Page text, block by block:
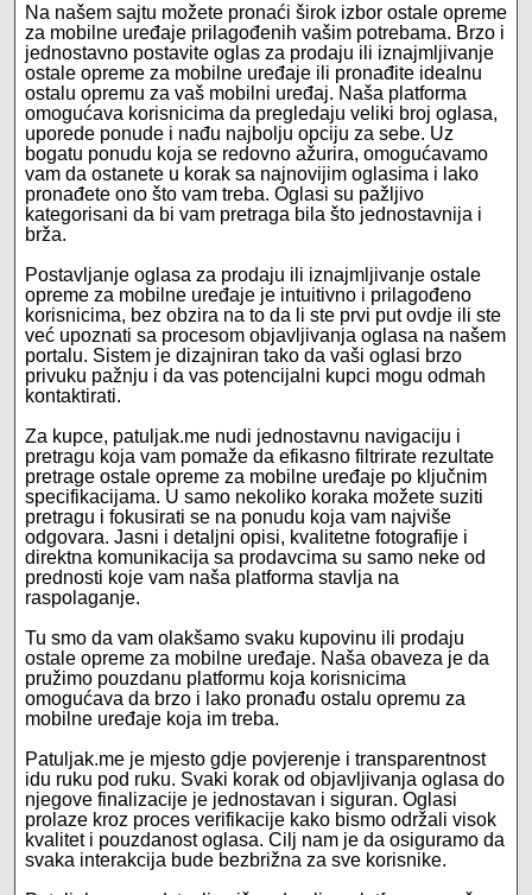
Na našem sajtu možete pronaći širok izbor ostale opreme
za mobilne uređaje prilagođenih vašim potrebama. Brzo i
jednostavno postavite oglas za prodaju ili iznajmljivanje
ostale opreme za mobilne uređaje ili pronađite idealnu
ostalu opremu za vaš mobilni uređaj. Naša platforma
omogućava korisnicima da pregledaju veliki broj oglasa,
uporede ponude i nađu najbolju opciju za sebe. Uz
bogatu ponudu koja se redovno ažurira, omogućavamo
vam da ostanete u korak sa najnovijim oglasima i lako
pronađete ono što vam treba. Oglasi su pažljivo
kategorisani da bi vam pretraga bila što jednostavnija i
brža.
Postavljanje oglasa za prodaju ili iznajmljivanje ostale
opreme za mobilne uređaje je intuitivno i prilagođeno
korisnicima, bez obzira na to da li ste prvi put ovdje ili ste
već upoznati sa procesom objavljivanja oglasa na našem
portalu. Sistem je dizajniran tako da vaši oglasi brzo
privuku pažnju i da vas potencijalni kupci mogu odmah
kontaktirati.
Za kupce, patuljak.me nudi jednostavnu navigaciju i
pretragu koja vam pomaže da efikasno filtrirate rezultate
pretrage ostale opreme za mobilne uređaje po ključnim
specifikacijama. U samo nekoliko koraka možete suziti
pretragu i fokusirati se na ponudu koja vam najviše
odgovara. Jasni i detaljni opisi, kvalitetne fotografije i
direktna komunikacija sa prodavcima su samo neke od
prednosti koje vam naša platforma stavlja na
raspolaganje.
Tu smo da vam olakšamo svaku kupovinu ili prodaju
ostale opreme za mobilne uređaje. Naša obaveza je da
pružimo pouzdanu platformu koja korisnicima
omogućava da brzo i lako pronađu ostalu opremu za
mobilne uređaje koja im treba.
Patuljak.me je mjesto gdje povjerenje i transparentnost
idu ruku pod ruku. Svaki korak od objavljivanja oglasa do
njegove finalizacije je jednostavan i siguran. Oglasi
prolaze kroz proces verifikacije kako bismo održali visok
kvalitet i pouzdanost oglasa. Cilj nam je da osiguramo da
svaka interakcija bude bezbrižna za sve korisnike.